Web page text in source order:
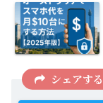
シェアする